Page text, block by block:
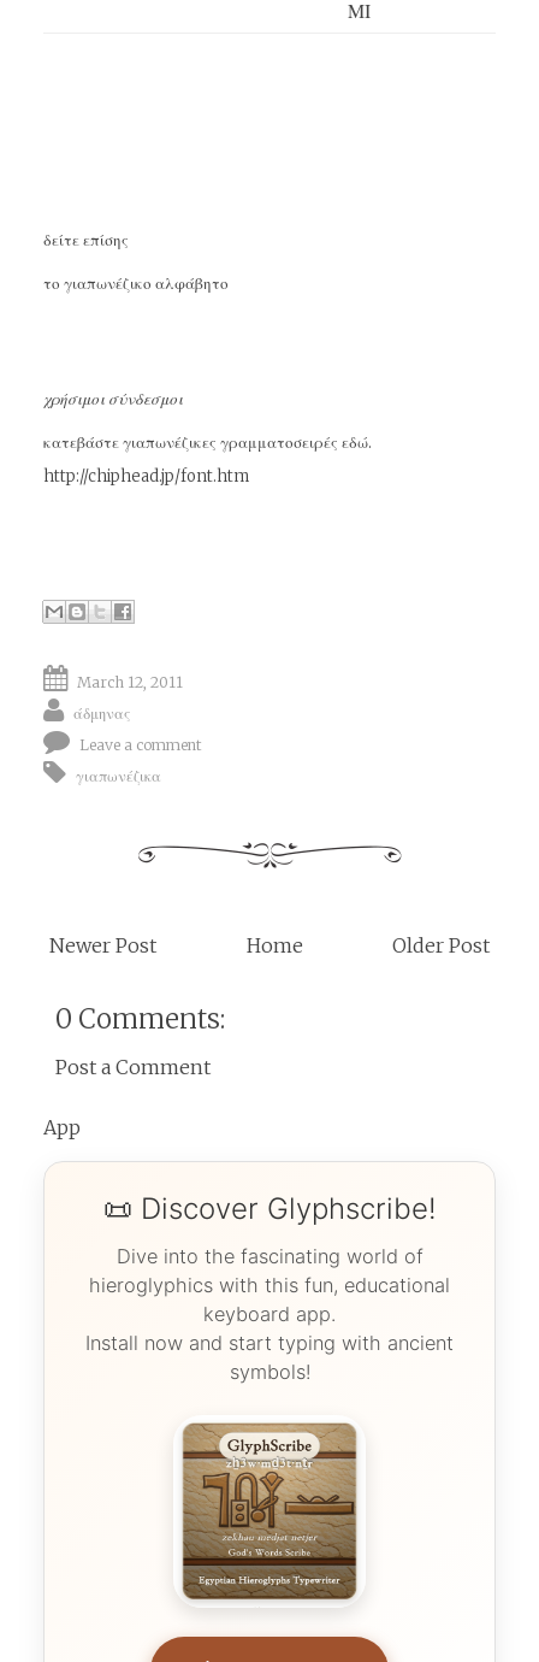
ΜΙ
δείτε επίσης
το γιαπωνέζικο αλφάβητο
χρήσιμοι σύνδεσμοι
κατεβάστε γιαπωνέζικες γραμματοσειρές εδώ.
http://chiphead.jp/font.htm
March 12, 2011
άδμηνας
Leave a comment
γιαπωνέζικα
Newer Post Older Post
Home
0 Comments:
Post a Comment
App
📜 Discover Glyphscribe!
Dive into the fascinating world of
hieroglyphics with this fun, educational
keyboard app.
Install now and start typing with ancient
symbols!